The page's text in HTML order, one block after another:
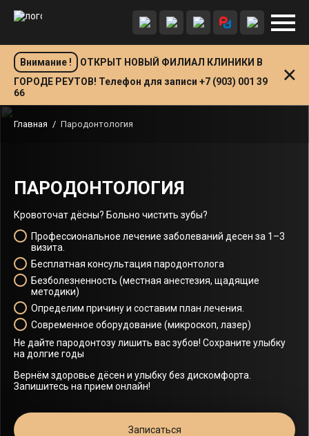
Внимание !
ОТКРЫТ НОВЫЙ ФИЛИАЛ КЛИНИКИ В
ГОРОДЕ РЕУТОВ! Телефон для записи +7 (903) 001 39
66
Главная / Пародонтология
ПАРОДОНТОЛОГИЯ
Кровоточат дёсны? Больно чистить зубы?
Профессиональное лечение заболеваний десен за 1–3
визита.
Бесплатная консультация пародонтолога
Безболезненность (местная анестезия, щадящие
методики)
Определим причину и составим план лечения.
Современное оборудование (микроскоп, лазер)
Не дайте пародонтозу лишить вас зубов! Сохраните улыбку
на долгие годы
Вернём здоровье дёсен и улыбку без дискомфорта.
Запишитесь на прием онлайн!
Записаться